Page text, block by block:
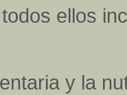
ellos
y la